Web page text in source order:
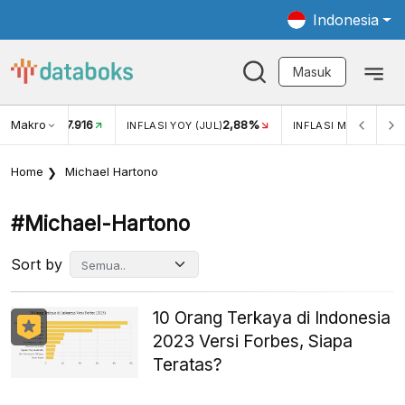
Indonesia
Masuk
Makro
USD/IDR 17.916 INFLASI YOY (JUL)2,88% INFLASI MOM (JUL)
Home Michael Hartono
#michael-Hartono
Sort by
10 Orang Terkaya di Indonesia
2023 Versi Forbes, Siapa
Teratas?